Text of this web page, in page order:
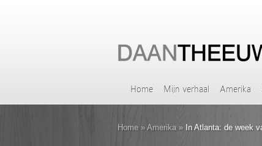
Home Mijn verhaal Amerika
Home » Amerika » In Atlanta: de week